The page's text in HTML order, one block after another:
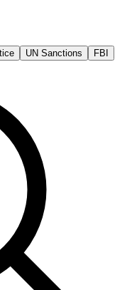
UN Sanctions FBI